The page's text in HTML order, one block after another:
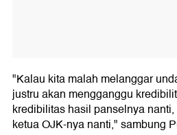
"Kalau kita malah melanggar
justru akan mengganggu
kredibilitas hasil panselnya
ketua OJK-nya nanti," sambung